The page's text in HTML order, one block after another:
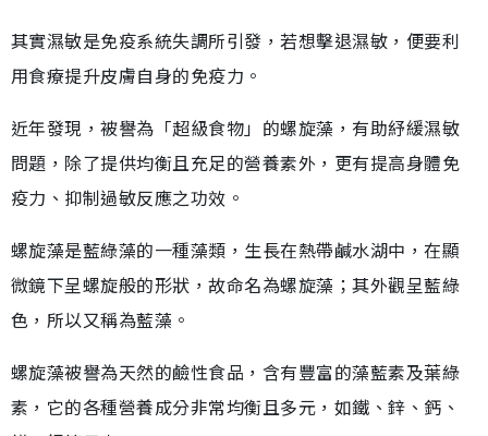
其實濕敏是免疫系統失調所引發，若想擊退濕敏，便要利
用食療提升皮膚自身的免疫力。
近年發現，被譽為「超級食物」的螺旋藻，有助紓緩濕敏
問題，除了提供均衡且充足的營養素外，更有提高身體免
疫力、抑制過敏反應之功效。
螺旋藻是藍綠藻的一種藻類，生長在熱帶鹹水湖中，在顯
微鏡下呈螺旋般的形狀，故命名為螺旋藻；其外觀呈藍綠
色，所以又稱為藍藻。
螺旋藻被譽為天然的鹼性食品，含有豐富的藻藍素及葉綠
素，它的各種營養成分非常均衡且多元，如鐵、鋅、鈣、